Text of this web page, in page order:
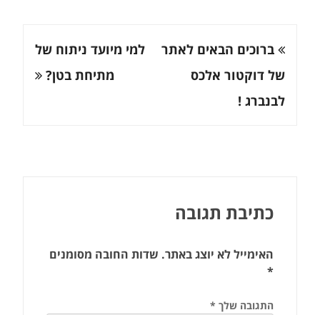
ניווט
ברוכים הבאים לאתר
של דוקטור אלכס
לבנברג !
למי מיועד ניתוח של
מתיחת בטן?
כתיבת תגובה
האימייל לא יוצג באתר. שדות החובה מסומנים
*
התגובה שלך *